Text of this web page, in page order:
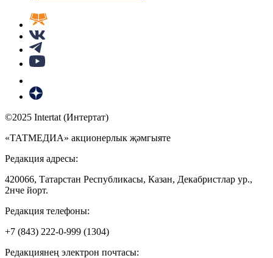
©2025 Intertat (Интертат)
«ТАТМЕДИА» акционерлык җәмгыяте
Редакция адресы:
420066, Татарстан Республикасы, Казан, Декабристлар ур.,
2нче йорт.
Редакция телефоны:
+7 (843) 222-0-999 (1304)
Редакциянең электрон почтасы: